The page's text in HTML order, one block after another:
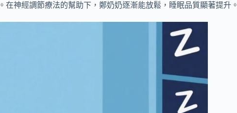
。在神經調節療法的幫助下，鄭奶奶逐漸能放鬆，睡眠品質顯著提升。